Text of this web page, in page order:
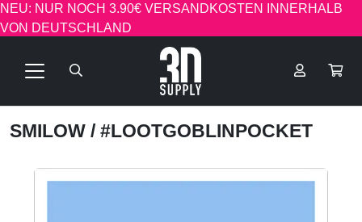
NEU: NUR NOCH 3.90€ VERSANDKOSTEN INNERHALB
VON DEUTSCHLAND
SMILOW / #LOOTGOBLINPOCKET